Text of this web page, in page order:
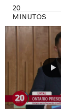
20
MINUTOS